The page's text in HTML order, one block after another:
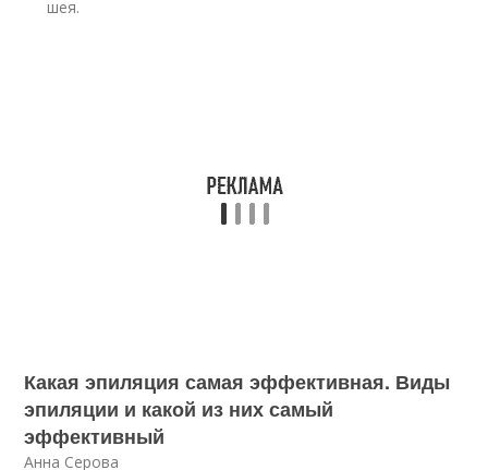
шея.
Какая эпиляция самая эффективная. Виды
эпиляции и какой из них самый
эффективный
Анна Серова